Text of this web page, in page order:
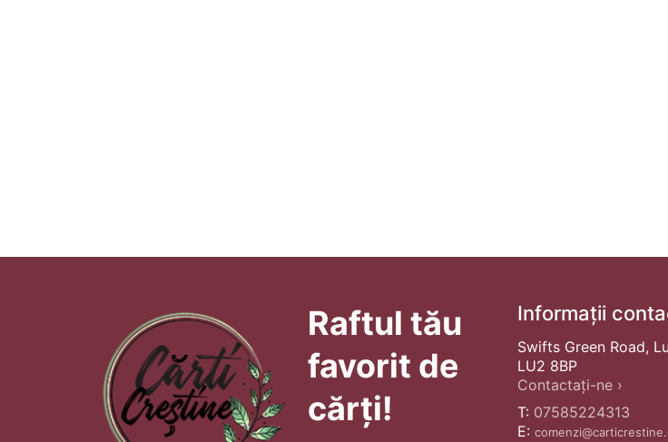
Raftul tău
favorit de
cărți!
Informații
Swifts Green Road,
LU2 8BP
Contactați-ne ›
T: 07585224313
E: